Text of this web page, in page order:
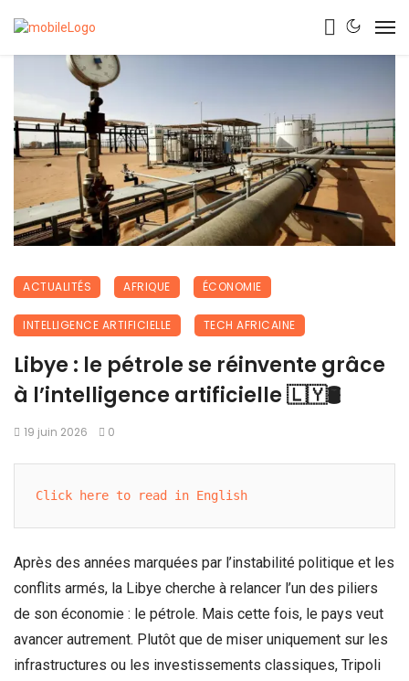
ACTUALITÉS AFRIQUE ÉCONOMIE
INTELLIGENCE ARTIFICIELLE TECH AFRICAINE
Libye : le pétrole se réinvente grâce
à l’intelligence artificielle 🇱🇾🛢️
19 juin 2026 0
Click here to read in English
Après des années marquées par l’instabilité politique et les
conflits armés, la Libye cherche à relancer l’un des piliers
de son économie : le pétrole. Mais cette fois, le pays veut
avancer autrement. Plutôt que de miser uniquement sur les
infrastructures ou les investissements classiques, Tripoli